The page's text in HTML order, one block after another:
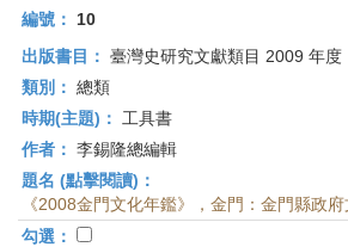
編號：
10
出版書目： 臺灣史研究文獻類目 2009 年度
類別： 總類
時期(主題)：
工具書
作者： 李錫隆總編輯
題名 (點擊閱讀)：
《2008金門文化年鑑》，金門：金門縣政府
勾選：